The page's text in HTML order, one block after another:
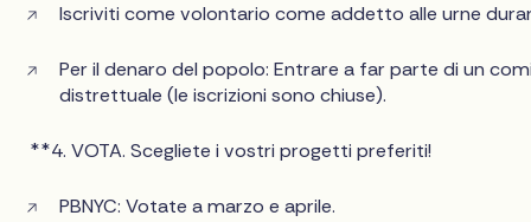
Iscriviti come volontario come addetto alle urne
Per il denaro del popolo: Entrare a far parte di un
distrettuale (le iscrizioni sono chiuse).
**4. VOTA. Scegliete i vostri progetti preferiti!
PBNYC: Votate a marzo e aprile.